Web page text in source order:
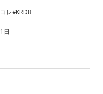
レ#KRD8
日